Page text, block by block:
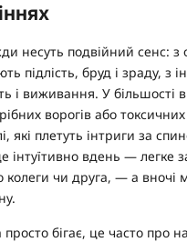
несуть подвійний сенс: з
підлість, бруд і зраду, з
і виживання. У більшості
ворогів або
які плетуть інтриги за
інтуїтивно вдень — легке
колеги чи друга, — а вночі
бігає, це часто про